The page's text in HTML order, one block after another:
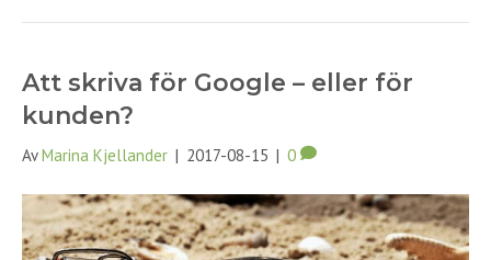
Att skriva för Google – eller för
kunden?
AvMarina Kjellander | 2017-08-15 | 0